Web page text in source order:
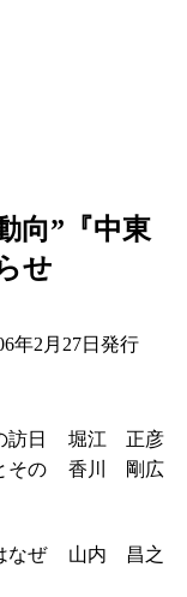
向”『中東
せ
2月27日発行
日
堀江 正彦
その
香川 剛広
なぜ
山内 昌之